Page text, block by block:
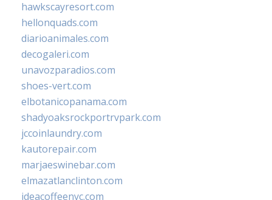
hawkscayresort.com
hellonquads.com
diarioanimales.com
decogaleri.com
unavozparadios.com
shoes-vert.com
elbotanicopanama.com
shadyoaksrockportrvpark.com
jccoinlaundry.com
kautorepair.com
marjaeswinebar.com
elmazatlanclinton.com
ideacoffeenyc.com